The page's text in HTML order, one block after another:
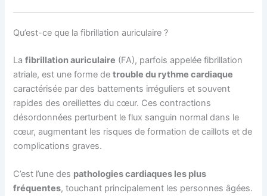
Qu’est-ce que la fibrillation auriculaire ?
Lafibrillation auriculaire (FA), parfois appelée fibrillation
atriale, est une forme detrouble du rythme cardiaque
caractérisée par des battements irréguliers et souvent
rapides des oreillettes du cœur. Ces contractions
désordonnées perturbent le flux sanguin normal dans le
cœur, augmentant les risques de formation de caillots et de
complications graves.
C’est l’une des pathologies cardiaques les plus
fréquentes, touchant principalement les personnes âgées.